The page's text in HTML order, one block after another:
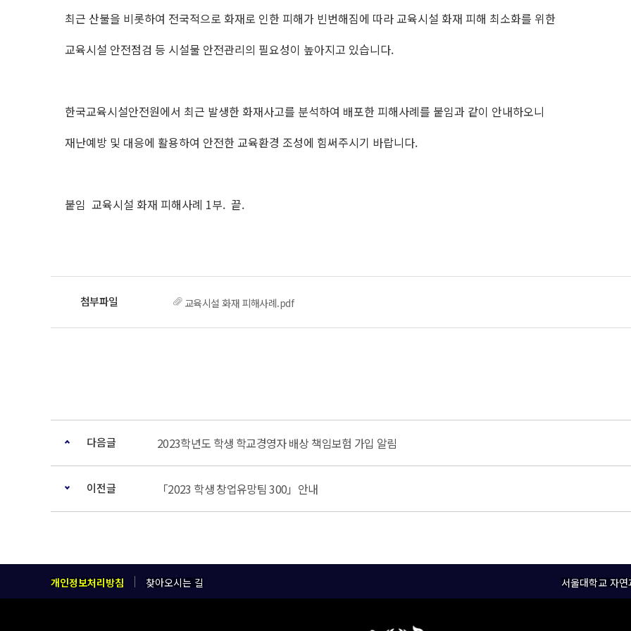
최근 산불을 비롯하여 전국적으로 화재로 인한 피해가 빈번해짐에 따라 교육시설 화재 피해 최소화를 위한
교육시설 안전점검 등 시설물 안전관리의 필요성이 높아지고 있습니다.
한국교육시설안전원에서 최근 발생한 화재사고를 분석하여 배포한 피해사례를 붙임과 같이 안내하오니
재난예방 및 대응에 활용하여 안전한 교육환경 조성에 힘써주시기 바랍니다.
붙임 교육시설 화재 피해사례 1부. 끝.
교육시설 화재 피해사례.pdf
다음글 2023학년도 학생 학교경영자 배상 책임보험 가입 알림
이전글 「2023 학생 창업유망팀 300」안내
개인정보처리방침 찾아오시는 길 서울대학교 자연